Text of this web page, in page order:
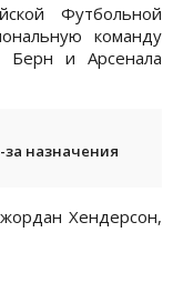
Футбольной
команду
Берн и Арсенала
назначения
Хендерсон,